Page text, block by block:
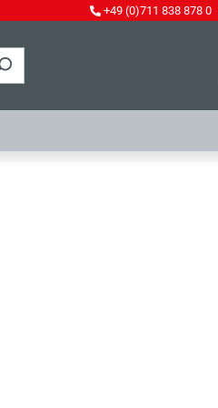
+49 (0)711 838 878 0